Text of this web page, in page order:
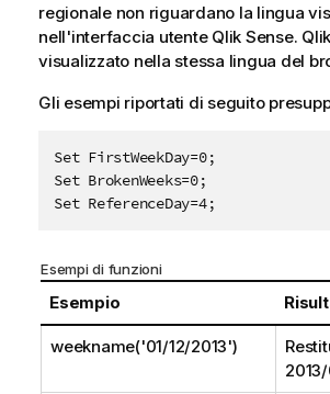
regionale non riguardano la lingua
nell'interfaccia utente Qlik Sense.
visualizzato nella stessa lingua del
Gli esempi riportati di seguito
Set FirstWeekDay=0;
Set BrokenWeeks=0;
Set ReferenceDay=4;
Esempi di funzioni
Esempio
weekname('01/12/2013')